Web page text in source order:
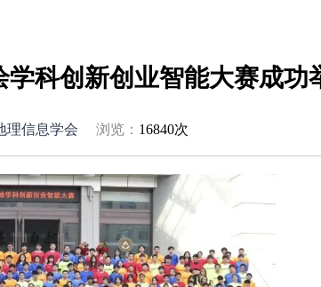
科创新创业智能大赛成功
理信息学会 浏览： 16840次